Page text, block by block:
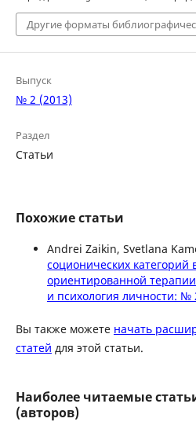
Другие форматы
Выпуск
№ 2 (2013)
Раздел
Статьи
Похожие статьи
Andrei Zaikin, Svetlana
соционических категорий
ориентированной терапии
и психология личности: №
Вы также можете начать
статей для этой статьи.
Наиболее читаемые
(авторов)